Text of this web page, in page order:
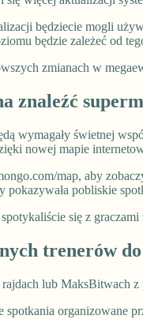
będziecie mogli
będzie zależeć od
zmianach w
znaleźć
wymagały świetnej
nowej mapie
map, aby
pokazywała pobliskie
się z
trenerów
lub MaksBitwach
spotkania organizowane